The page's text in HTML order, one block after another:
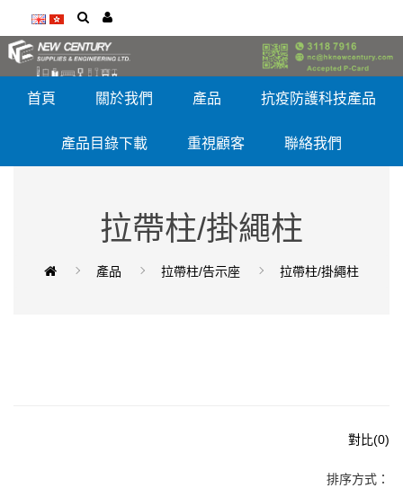
首頁 關於我們 產品 抗疫防護科技產品
產品目錄下載 重視顧客 聯絡我們
拉帶柱/掛繩柱
產品 拉帶柱/告示座 拉帶柱/掛繩柱
對比(0)
排序方式：